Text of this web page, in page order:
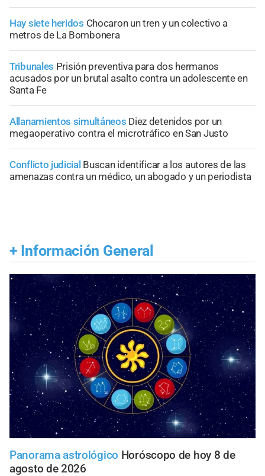
Hay siete heridos Chocaron un tren y un colectivo a
metros de La Bombonera
Tribunales Prisión preventiva para dos hermanos
acusados por un brutal asalto contra un adolescente en
Santa Fe
Allanamientos simultáneos Diez detenidos por un
megaoperativo contra el microtráfico en San Justo
Conflicto judicial Buscan identificar a los autores de las
amenazas contra un médico, un abogado y un periodista
+ Información General
Panorama astrológico Horóscopo de hoy 8 de
agosto de 2026